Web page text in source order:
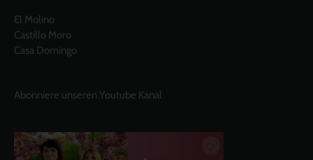
El Molino
Castillo Moro
Casa Domingo
Abonniere unseren Youtube Kanal